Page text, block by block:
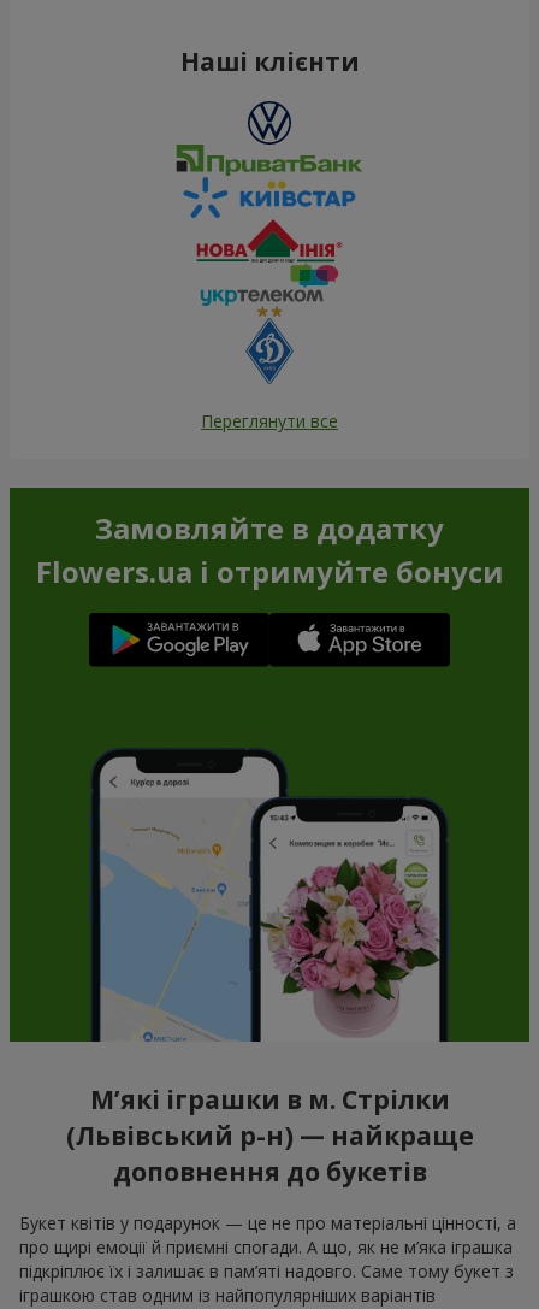
Наші клієнти
Переглянути все
Замовляйте в додатку
Flowers.ua і отримуйте бонуси
М’які іграшки в м. Стрілки
(Львівський р-н) — найкраще
доповнення до букетів
Букет квітів у подарунок — це не про матеріальні цінності, а
про щирі емоції й приємні спогади. А що, як не м’яка іграшка
підкріплює їх і залишає в пам’яті надовго. Саме тому букет з
іграшкою став одним із найпопулярніших варіантів